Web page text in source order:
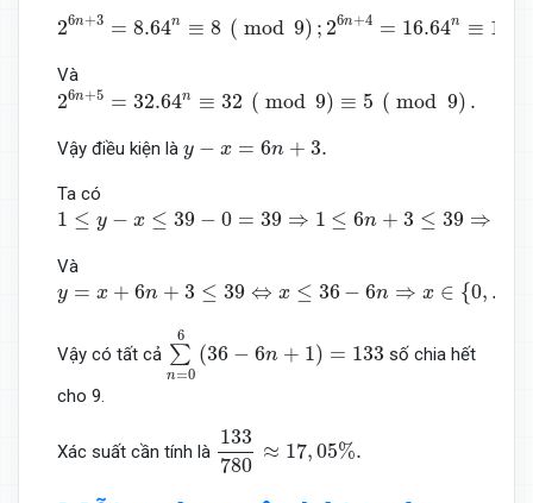
26n+3 = 8.64n ≡ 8 ( mod 9) ; 26n+4 = 16.64n ≡ 16
26n+ 8.64n (mod ); 26 +4=16.64 n ≡16 mod
Và
26n+5 = 32.64n ≡ 32 ( mod 9) ≡ 5 ( mod 9) .
26n + 32.64n 32 ( mod ) ≡5 mod
Vậy điều kiện là y − x = 6n + 3.
y− =6 n+3.
Ta có
1 ≤ y − x ≤ 39 − 0 = 39 ⇒ 1 ≤ 6n + 3 ≤ 39 ⇒
1 ≤y −x 39 −0 =39 ⇒1 n+ ≤ 39 ⇒n∈ 0 1, 2,3 ,4,5 6
Và
y = x + 6n + 3 ≤ 39 ⇔ x ≤ 36 − 6n ⇒ x ∈ {0, .
y= +6 n 3≤ 39 ⇔ x≤ 36 − 6 n⇒x ∈{ .,36 −6 n ;y =x+
Vậy có tất cả
6
∑
n=0
(36 − 6n + 1) = 133
∑n
số chia hết
cho 9.
Xác suất cần tính là
133
780
≈ 17,05%.
133